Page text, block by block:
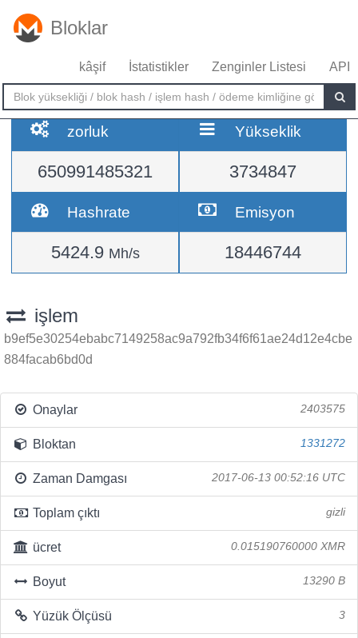
Bloklar
kâşif İstatistikler Zenginler Listesi API
zorluk
650991485321
Yükseklik
3734847
Hashrate
5424.9 Mh/s
Emisyon
18446744
işlem
b9ef5e30254ebabc7149258ac9a792fb34f6f61ae24d12e4cbe
884facab6bd0d
Onaylar 2403575
Bloktan 1331272
Zaman Damgası 2017-06-13 00:52:16 UTC
Toplam çıktı gizli
ücret 0.015190760000 XMR
Boyut 13290 B
Yüzük Ölçüsü 3